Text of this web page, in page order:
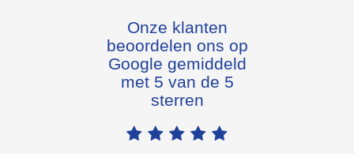
Onze klanten
beoordelen ons op
Google gemiddeld
met 5 van de 5
sterren